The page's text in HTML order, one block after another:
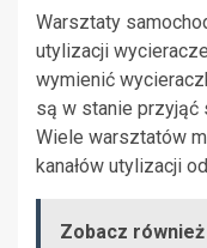
Warsztaty
utylizacji
wymienić
są w stanie przyjąć
Wiele warsztatów
kanałów utylizacji
Zobacz również